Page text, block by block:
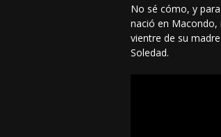
No sé cómo, y
nació en Macondo,
vientre de su
Soledad.